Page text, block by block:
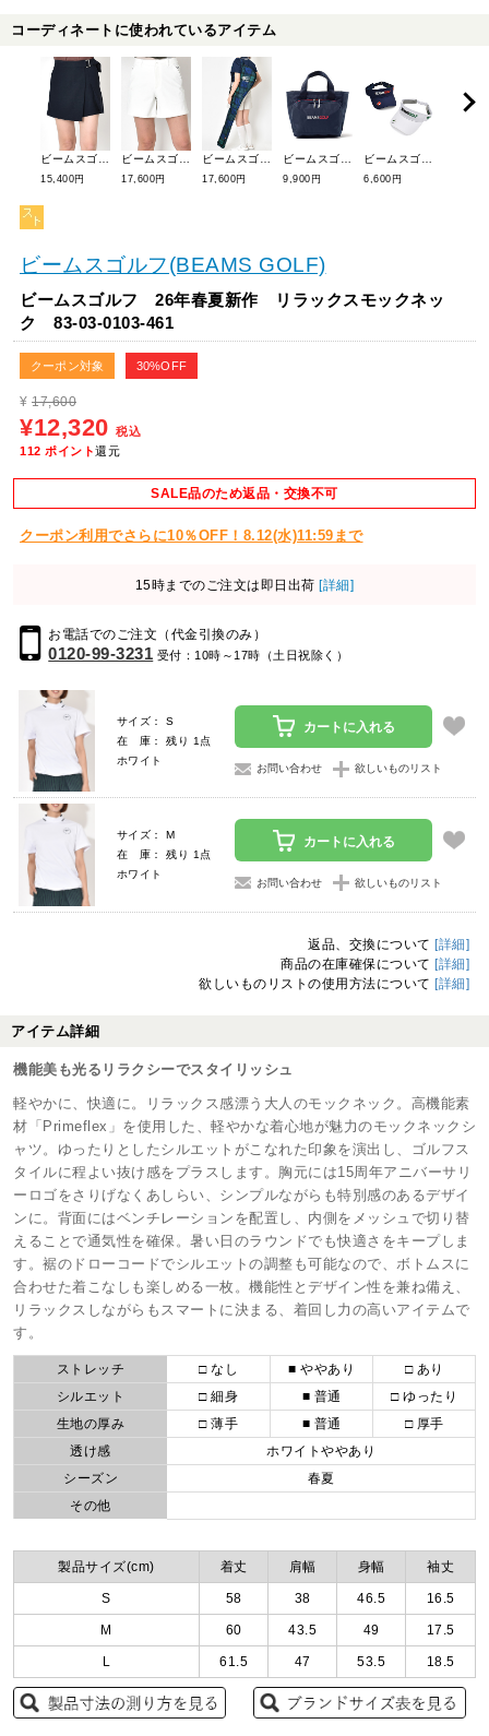
コーディネートに使われているアイテム
15,400円 17,600円 17,600円 9,900円 6,600円
ビームスゴルフ(BEAMS GOLF)
ビームスゴルフ 26年春夏新作 リラックスモックネッ
ク 83-03-0103-461
クーポン対象 30%OFF
¥ 17,600
¥12,320 税込
112 ポイント還元
SALE品のため返品・交換不可
クーポン利用でさらに10％OFF！8.12(水)11:59まで
15時までのご注文は即日出荷 [詳細]
お電話でのご注文（代金引換のみ）
0120-99-3231 受付：10時～17時（土日祝除く）
サイズ： S
在 庫： 残り 1点
ホワイト
カートに入れる
お問い合わせ 欲しいものリスト
サイズ： M
在 庫： 残り 1点
ホワイト
カートに入れる
お問い合わせ 欲しいものリスト
返品、交換について [詳細]
商品の在庫確保について [詳細]
欲しいものリストの使用方法について [詳細]
アイテム詳細
機能美も光るリラクシーでスタイリッシュ
軽やかに、快適に。リラックス感漂う大人のモックネック。高機能素
材「Primeflex」を使用した、軽やかな着心地が魅力のモックネックシ
ャツ。ゆったりとしたシルエットがこなれた印象を演出し、ゴルフス
タイルに程よい抜け感をプラスします。胸元には15周年アニバーサリ
ーロゴをさりげなくあしらい、シンプルながらも特別感のあるデザイ
ンに。背面にはベンチレーションを配置し、内側をメッシュで切り替
えることで通気性を確保。暑い日のラウンドでも快適さをキープしま
す。裾のドローコードでシルエットの調整も可能なので、ボトムスに
合わせた着こなしも楽しめる一枚。機能性とデザイン性を兼ね備え、
リラックスしながらもスマートに決まる、着回し力の高いアイテムで
す。
ストレッチ □ なし ■ ややあり
□ あり
シルエット
□ 細身 ■ 普通
□ ゆったり
生地の厚み
□ 薄手 ■ 普通
□ 厚手
透け感
ホワイトややあり
シーズン
春夏
その他
製品サイズ(cm) 着丈 肩幅 身幅 袖丈
S 58 38 46.5 16.5
M 60 43.5 49 17.5
L 61.5 47 53.5 18.5